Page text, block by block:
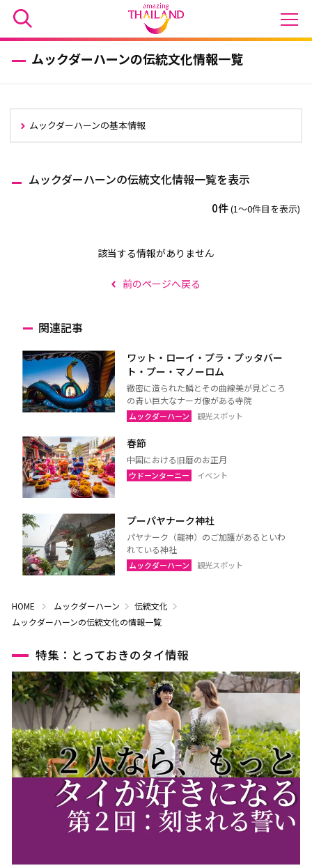
ムックダーハーンの伝統文化情報一覧
ムックダーハーンの基本情報
ムックダーハーンの伝統文化情報一覧を表示
0件(1〜0件目を表示)
該当する情報がありません
前のページへ戻る
関連記事
ワット・ローイ・プラ・プッタバー
ト・プー・マノーロム
緻密に造られた鱗とその曲線美が見どころ
の青い巨大なナーガ像がある寺院
ムックダーハーン 観光スポット
春節
中国における旧暦のお正月
ウドーンターニー イベント
プーパヤナーク神社
パヤナーク（龍神）のご加護があるといわ
れている神社
ムックダーハーン 観光スポット
HOME ムックダーハーン
伝統文化
ムックダーハーンの伝統文化の情報一覧
特集：とっておきのタイ情報